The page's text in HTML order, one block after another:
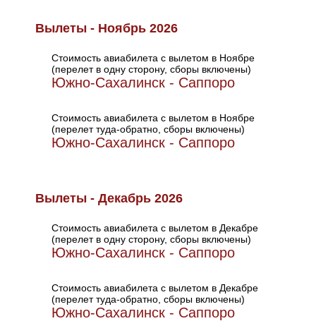
Вылеты - Ноябрь 2026
Стоимость авиабилета с вылетом в Ноябре
(перелет в одну сторону, сборы включены)
Южно-Сахалинск - Саппоро
Стоимость авиабилета с вылетом в Ноябре
(перелет туда-обратно, сборы включены)
Южно-Сахалинск - Саппоро
Вылеты - Декабрь 2026
Стоимость авиабилета с вылетом в Декабре
(перелет в одну сторону, сборы включены)
Южно-Сахалинск - Саппоро
Стоимость авиабилета с вылетом в Декабре
(перелет туда-обратно, сборы включены)
Южно-Сахалинск - Саппоро